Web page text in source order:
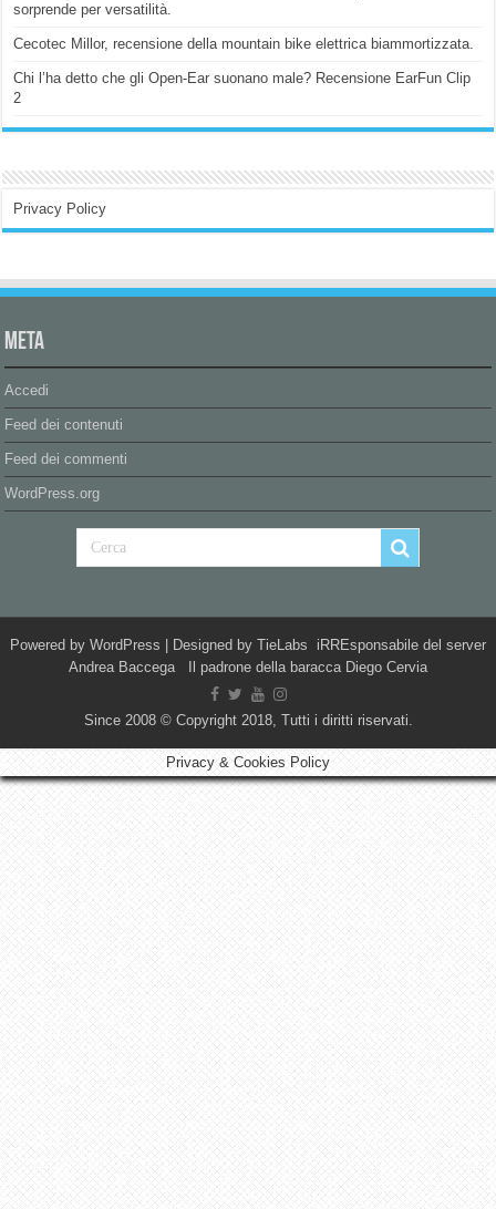
sorprende per versatilità.
Cecotec Millor, recensione della mountain bike elettrica biammortizzata.
Chi l’ha detto che gli Open-Ear suonano male? Recensione EarFun Clip
2
Privacy Policy
Meta
Accedi
Feed dei contenuti
Feed dei commenti
WordPress.org
Powered by WordPress | Designed by TieLabs iRREsponsabile del server
Andrea Baccega Il padrone della baracca Diego Cervia
Since 2008 © Copyright 2018, Tutti i diritti riservati.
Privacy & Cookies Policy